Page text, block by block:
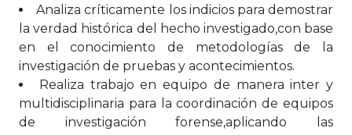
Analiza críticamente los indicios para demostrar
la verdad histórica del hecho investigado,con base
en el conocimiento de metodologías de la
investigación de pruebas y acontecimientos.
Realiza trabajo en equipo de manera inter y
multidisciplinaria para la coordinación de equipos
de investigación forense,aplicando las